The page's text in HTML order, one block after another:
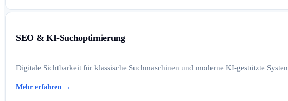
SEO & KI-Suchoptimierung
Digitale Sichtbarkeit für klassische Suchmaschinen und moderne KI-gestützte
Mehr erfahren →